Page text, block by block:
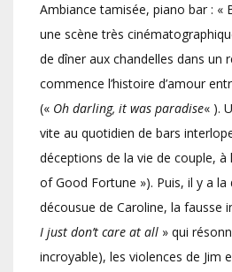
Ambiance tamisée, piano bar : «
une scène très
de dîner aux chandelles dans un
commence l’histoire d’amour
(« Oh darling, it was paradise« ).
vite au quotidien de bars
déceptions de la vie de couple,
of Good Fortune »). Puis, il y a la
décousue de Caroline, la fausse
I just don’t care at all » qui
incroyable), les violences de Jim